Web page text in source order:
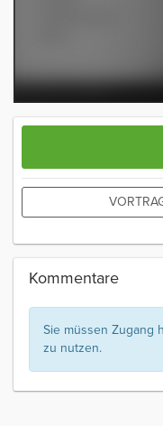
Kommentare
Sie müssen Zugang
zu nutzen.